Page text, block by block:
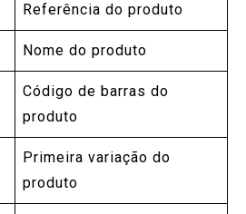
Referência do produto
Nome do produto
Código de barras do
produto
Primeira variação do
produto